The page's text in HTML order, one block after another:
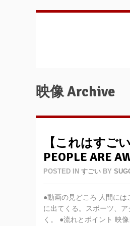
映像 Archive
【これはすご
PEOPLE ARE
POSTED IN すごい BY
●動画の見どころ 人間には
に出てくる。スポーツ、
く。 ●流れとポイント 映